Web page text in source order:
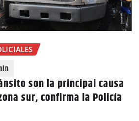
son la principal causa
sur, confirma la Policía